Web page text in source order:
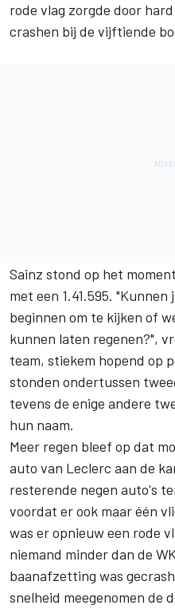
rode vlag zorgde door
crashen bij de vijftiende
Sainz stond op het
met een 1.41.595.
beginnen om te kijken of
kunnen laten regenen?",
team, stiekem hopend op
stonden ondertussen
tevens de enige andere
hun naam.
Meer regen bleef op dat
auto van Leclerc aan de
resterende negen auto's
voordat er ook maar één
was er opnieuw een rode
niemand minder dan de
baanafzetting was
snelheid meegenomen de